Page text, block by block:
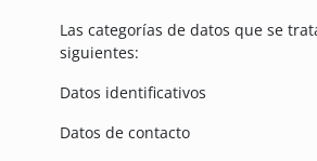
Las categorías de datos que se
siguientes:
Datos identificativos
Datos de contacto